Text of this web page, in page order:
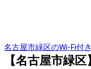
名古屋市緑区のWi-Fi付
【名古屋市緑